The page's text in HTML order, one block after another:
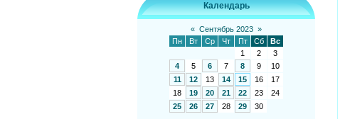
Календарь
« Сентябрь 2023 »
Пн
Вт Ср Чт Пт Сб
Вс
1
2
3
4
5 6 7 8 9
10
11
12 13 14 15 16
17
18
19 20 21 22 23
24
25
26 27 28 29 30